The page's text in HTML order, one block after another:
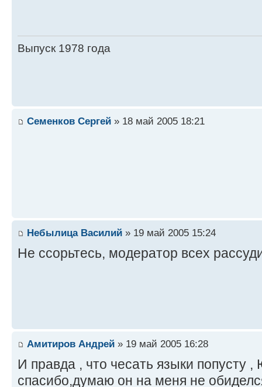
Выпуск 1978 года
Семенков Сергей » 18 май 2005 18:21
Небылица Василий » 19 май 2005 15:24
Не ссорьтесь, модератор всех
Амитиров Андрей » 19 май 2005 16:28
И правда , что чесать языки попусту
спасибо,думаю он на меня не